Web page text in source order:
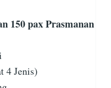
150 pax Prasmanan
4 Jenis)